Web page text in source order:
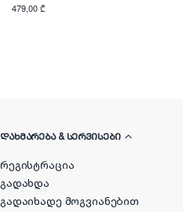
479,00 ₾
ᲓᲐᲮᲛᲐᲠᲔᲑᲐ & ᲡᲔᲠᲕᲘᲡᲔᲑᲘ
რეგისტრაცია
გადახდა
გადაიხადე მოგვიანებით